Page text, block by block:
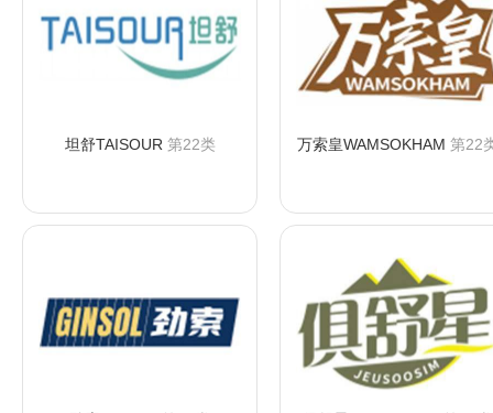
坦舒TAISOUR 第22类 万索皇WAMSOKHAM 第22